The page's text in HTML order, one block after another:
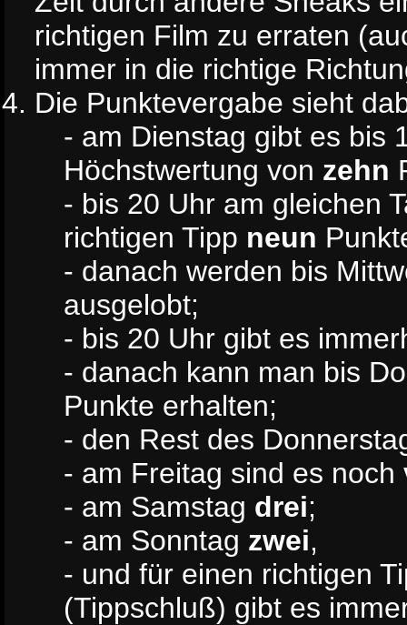
richtigen Film zu erraten
immer in die richtige
Die Punktevergabe sieht
- am Dienstag gibt es bis
Höchstwertung von zehn
- bis 20 Uhr am gleichen
richtigen Tipp neun
- danach werden bis
ausgelobt;
- bis 20 Uhr gibt es
- danach kann man bis
Punkte erhalten;
- den Rest des
- am Freitag sind es noch
- am Samstag drei;
- am Sonntag zwei,
- und für einen richtigen
(Tippschluß) gibt es